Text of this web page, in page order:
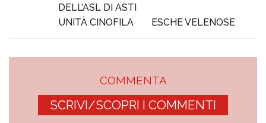
DELL’ASL DI ASTI
UNITÀ CINOFILA
ESCHE VELENOSE
COMMENTA
SCRIVI/SCOPRI I COMMENTI